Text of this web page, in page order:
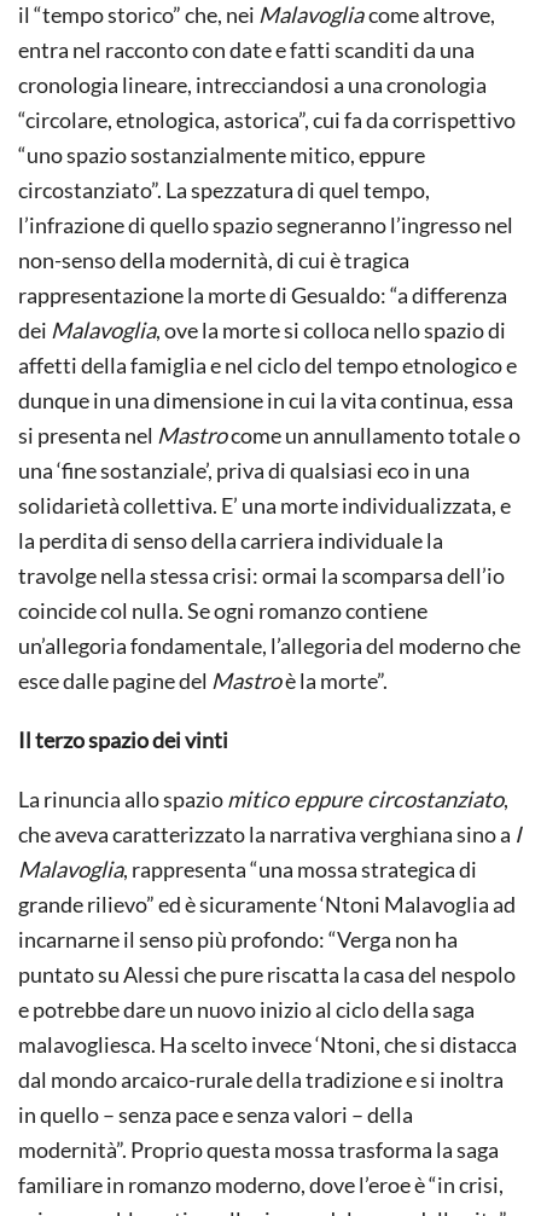
il “tempo storico” che, nei Malavogliacome altrove,
entra nel racconto con date e fatti scanditi da una
cronologia lineare, intrecciandosi a una cronologia
“circolare, etnologica, astorica”, cui fa da corrispettivo
“uno spazio sostanzialmente mitico, eppure
circostanziato”. La spezzatura di quel tempo,
l’infrazione di quello spazio segneranno l’ingresso nel
non-senso della modernità, di cui è tragica
rappresentazione la morte di Gesualdo: “a differenza
dei Malavoglia, ove la morte si colloca nello spazio di
affetti della famiglia e nel ciclo del tempo etnologico e
dunque in una dimensione in cui la vita continua, essa
si presenta nel Mastrocome un annullamento totale o
una ‘fine sostanziale’, priva di qualsiasi eco in una
solidarietà collettiva. E’ una morte individualizzata, e
la perdita di senso della carriera individuale la
travolge nella stessa crisi: ormai la scomparsa dell’io
coincide col nulla. Se ogni romanzo contiene
un’allegoria fondamentale, l’allegoria del moderno che
esce dalle pagine del Mastroè la morte”.
Il terzo spazio dei vinti
La rinuncia allo spaziomitico eppure circostanziato,
che aveva caratterizzato la narrativa verghiana sino a I
Malavoglia, rappresenta “una mossa strategica di
grande rilievo” ed è sicuramente ‘Ntoni Malavoglia ad
incarnarne il senso più profondo: “Verga non ha
puntato su Alessi che pure riscatta la casa del nespolo
e potrebbe dare un nuovo inizio al ciclo della saga
malavogliesca. Ha scelto invece ‘Ntoni, che si distacca
dal mondo arcaico-rurale della tradizione e si inoltra
in quello – senza pace e senza valori – della
modernità”. Proprio questa mossa trasforma la saga
familiare in romanzo moderno, dove l’eroe è “in crisi,